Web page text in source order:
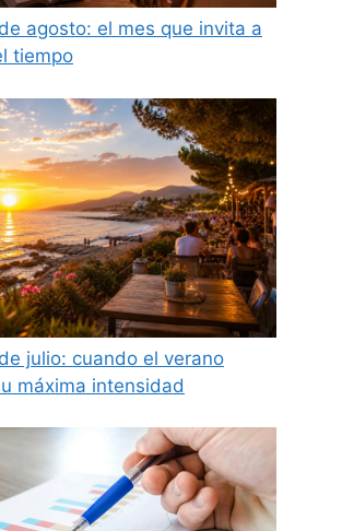
agosto: el mes que invita a
tiempo
julio: cuando el verano
máxima intensidad